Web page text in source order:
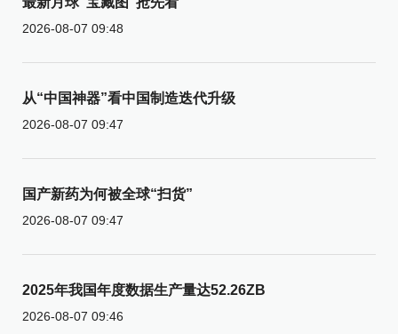
2026-08-07 09:48
从“中国神器”看中国制造迭代升级
2026-08-07 09:47
国产新药为何被全球“扫货”
2026-08-07 09:47
2025年我国年度数据生产量达52.26ZB
2026-08-07 09:46